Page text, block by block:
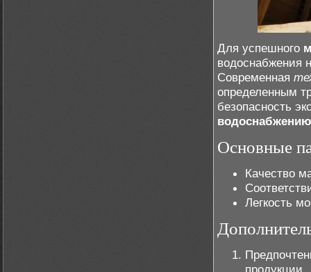
Для успешного
водоснабжения
Современная
определенным
безопасность
водоснабжению
Основные
Качество
Легкость
продукции